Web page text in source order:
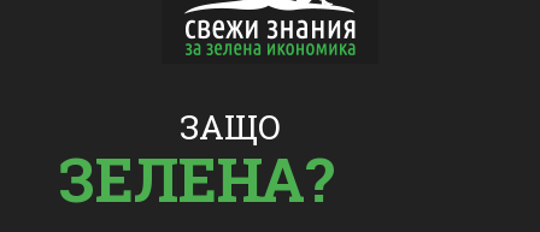
ЗАЩО
ЗЕЛЕНА?